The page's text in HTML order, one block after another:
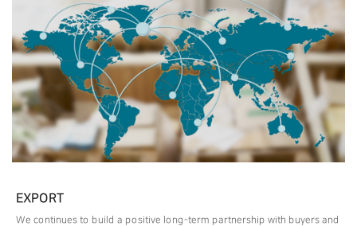
EXPORT
We continues to build a positive long-term partnership with buyers and